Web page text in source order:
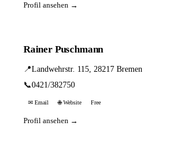
Profil ansehen →
Rainer Puschmann
📍Landwehrstr. 115, 28217 Bremen
📞0421/382750
✉ Email 🌐 Website Free
Profil ansehen →